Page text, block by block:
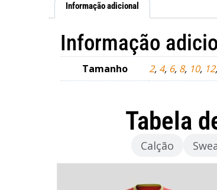
Informação adicional
Informação
Tamanho 2, 4, 6, 8, 10, 12,
Tabela
Calção